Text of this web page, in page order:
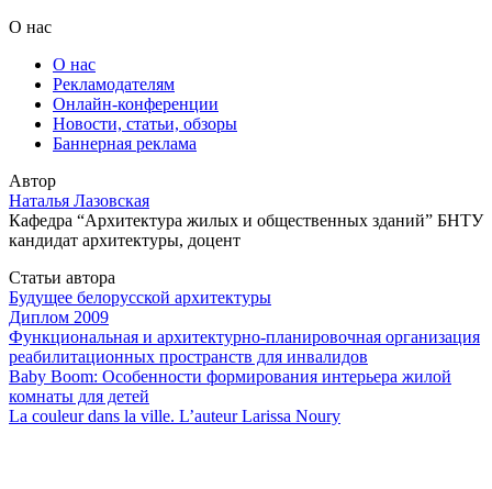
О нас
О нас
Рекламодателям
Онлайн-конференции
Новости, статьи, обзоры
Баннерная реклама
Автор
Наталья Лазовская
Кафедра “Архитектура жилых и общественных зданий” БНТУ
кандидат архитектуры, доцент
Статьи автора
Будущее белорусской архитектуры
Диплом 2009
Функциональная и архитектурно-планировочная организация
реабилитационных пространств для инвалидов
Baby Boom: Особенности формирования интерьера жилой
комнаты для детей
La couleur dans la ville. L’auteur Larissa Noury